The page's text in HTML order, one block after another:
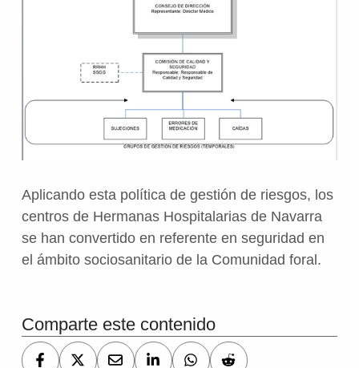
Aplicando esta política de gestión de riesgos, los
centros de Hermanas Hospitalarias de Navarra
se han convertido en referente en seguridad en
el ámbito sociosanitario de la Comunidad foral.
Comparte este contenido